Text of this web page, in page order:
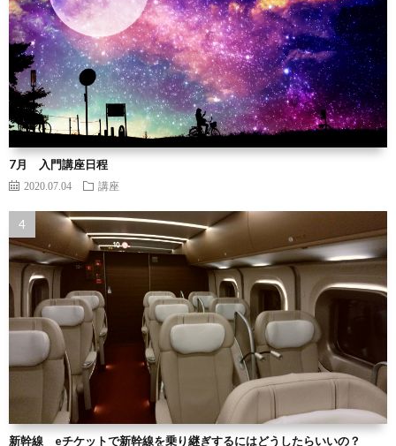
7月 入門講座日程
2020.07.04 講座
新幹線 eチケットで新幹線を乗り継ぎするにはどうしたらいいの？